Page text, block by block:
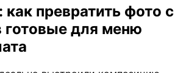
превратить фото с
готовые для меню